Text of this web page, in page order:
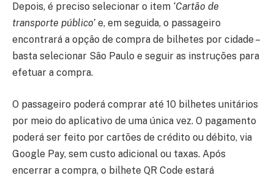
Depois, é preciso selecionar o item ‘Cartão de
transporte público’ e, em seguida, o passageiro
encontrará a opção de compra de bilhetes por cidade –
basta selecionar São Paulo e seguir as instruções para
efetuar a compra.
O passageiro poderá comprar até 10 bilhetes unitários
por meio do aplicativo de uma única vez. O pagamento
poderá ser feito por cartões de crédito ou débito, via
Google Pay, sem custo adicional ou taxas. Após
encerrar a compra, o bilhete QR Code estará